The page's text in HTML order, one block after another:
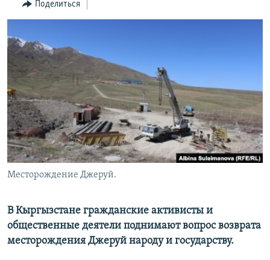
поискуЎЗБЕКЧА
TÜRKMENÇE
Поделиться
Месторождение Джеруй.
В Кыргызстане гражданские активисты и
общественные деятели поднимают вопрос возврата
месторождения Джеруй народу и государству.